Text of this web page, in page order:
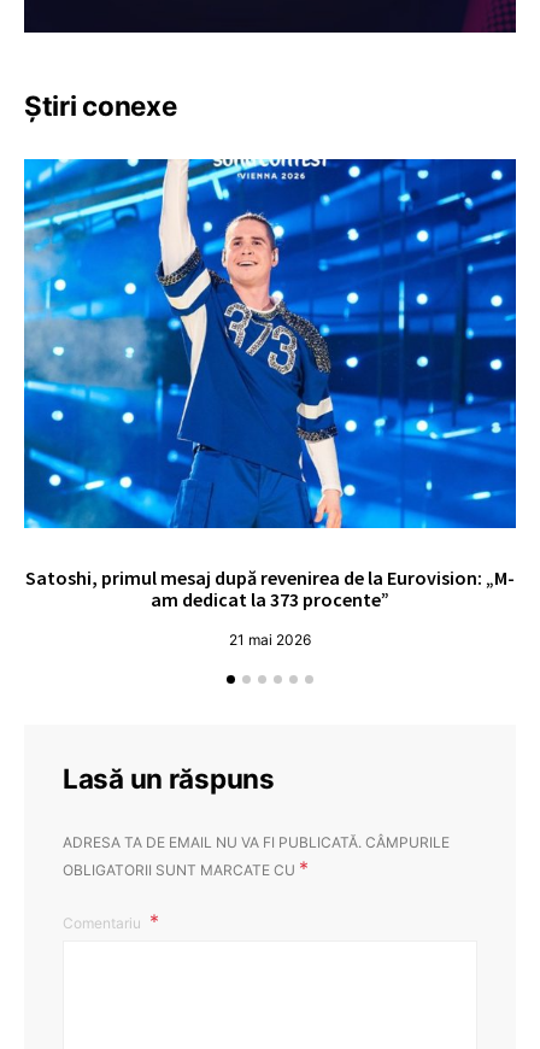
Știri conexe
Satoshi, primul mesaj după revenirea de la Eurovision: „M-
am dedicat la 373 procente”
21 mai 2026
Lasă un răspuns
ADRESA TA DE EMAIL NU VA FI PUBLICATĂ. CÂMPURILE
OBLIGATORII SUNT MARCATE CU *
Comentariu